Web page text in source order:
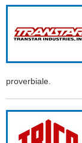
proverbiale.